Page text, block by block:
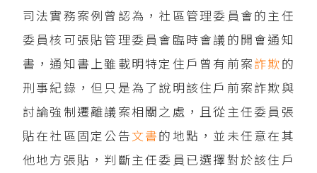
司法實務案例曾認為，社區管理委員會的主任
委員核可張貼管理委員會臨時會議的開會通知
書，通知書上雖載明特定住戶曾有前案詐欺的
刑事紀錄，但只是為了說明該住戶前案詐欺與
討論強制遷離議案相關之處，且從主任委員張
貼在社區固定公告文書的地點，並未任意在其
他地方張貼，判斷主任委員已選擇對於該住戶